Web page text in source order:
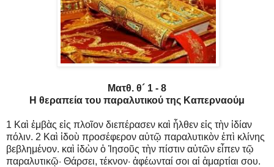
Ματθ. θ´ 1 - 8
Η θεραπεία του παραλυτικού της Καπερναούμ
1 Καὶ ἐμβὰς εἰς πλοῖον διεπέρασεν καὶ ἦλθεν εἰς τὴν ἰδίαν
πόλιν. 2 Καὶ ἰδοὺ προσέφερον αὐτῷ παραλυτικὸν ἐπὶ κλίνης
βεβλημένον. καὶ ἰδὼν ὁ Ἰησοῦς τὴν πίστιν αὐτῶν εἶπεν τῷ
παραλυτικῷ· Θάρσει, τέκνον· ἀφέωνταί σοι αἱ ἁμαρτίαι σου.